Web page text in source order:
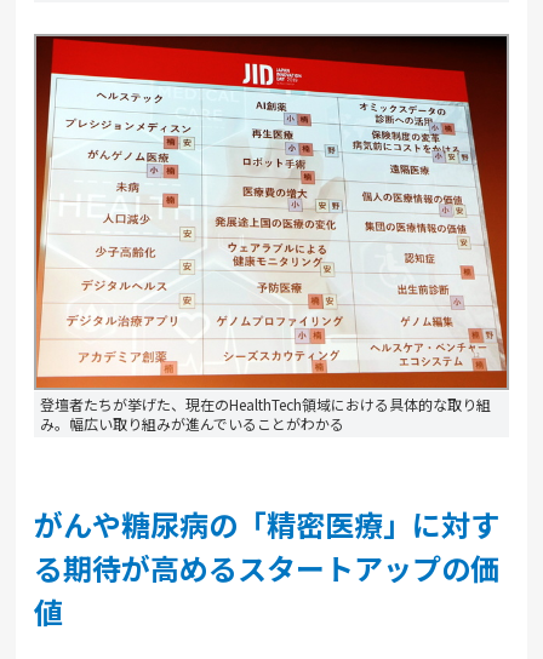
登壇者たちが挙げた、現在のHealthTech領域における具体的な取り組
み。幅広い取り組みが進んでいることがわかる
がんや糖尿病の「精密医療」に対す
る期待が高めるスタートアップの価
値